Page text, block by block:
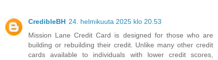
CredibleBH 24. helmikuuta 2025 klo 20.53
Mission Lane Credit Card is designed for those who are
building or rebuilding their credit. Unlike many other credit
cards available to individuals with lower credit scores,